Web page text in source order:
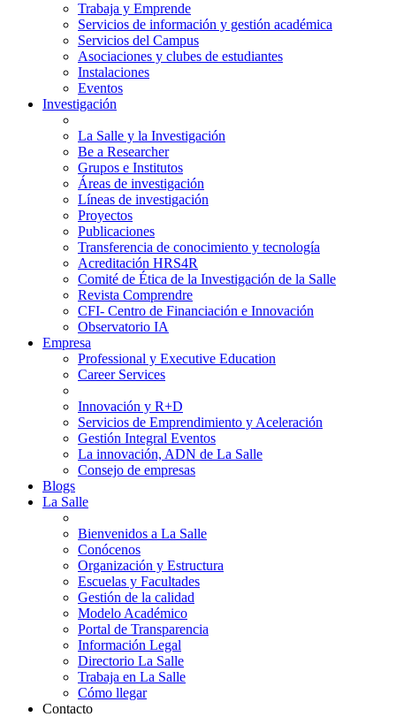
Trabaja y Emprende
Servicios de información y gestión académica
Servicios del Campus
Asociaciones y clubes de estudiantes
Instalaciones
Eventos
Investigación
La Salle y la Investigación
Be a Researcher
Grupos e Institutos
Áreas de investigación
Líneas de investigación
Proyectos
Publicaciones
Transferencia de conocimiento y tecnología
Acreditación HRS4R
Comité de Ética de la Investigación de la Salle
Revista Comprendre
CFI- Centro de Financiación e Innovación
Observatorio IA
Empresa
Professional y Executive Education
Career Services
Innovación y R+D
Servicios de Emprendimiento y Aceleración
Gestión Integral Eventos
La innovación, ADN de La Salle
Consejo de empresas
Blogs
La Salle
Bienvenidos a La Salle
Conócenos
Organización y Estructura
Escuelas y Facultades
Gestión de la calidad
Modelo Académico
Portal de Transparencia
Información Legal
Directorio La Salle
Trabaja en La Salle
Cómo llegar
Contacto